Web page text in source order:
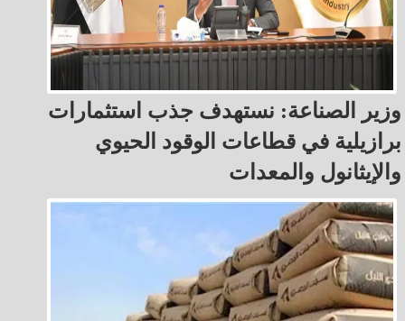
وزير الصناعة: نستهدف جذب استثمارات
برازيلية في قطاعات الوقود الحيوي
والإيثانول والمعدات